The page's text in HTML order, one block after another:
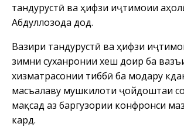
тандурустӣ ва ҳифзи иҷтимоии
Абдуллозода дод.
Вазири тандурустӣ ва ҳифзи
зимни суханронии хеш доир ба
хизматрасонии тиббӣ ба модару
масъалаву мушкилоти ҷойдоштаи
мақсад аз баргузории конфронси
кард.